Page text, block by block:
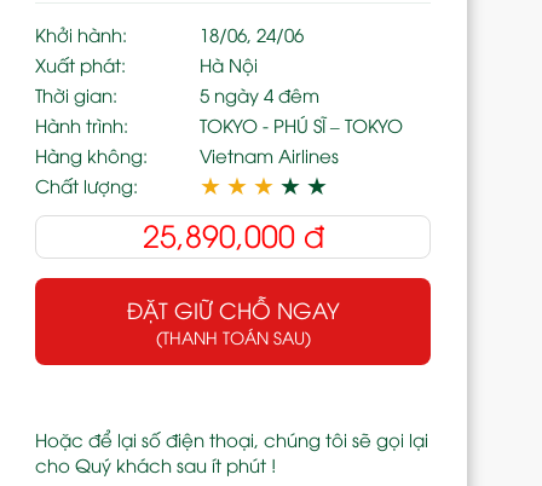
Khởi hành:
18/06, 24/06
Xuất phát:
Hà Nội
Thời gian:
5 ngày 4 đêm
Hành trình:
TOKYO - PHÚ SĨ – TOKYO
Hàng không:
Vietnam Airlines
Chất lượng:
★ ★ ★ ★ ★
25,890,000đ
ĐẶT GIỮ CHỖ NGAY
(THANH TOÁN SAU)
Hoặc để lại số điện thoại, chúng tôi sẽ gọi lại
cho Quý khách sau ít phút !